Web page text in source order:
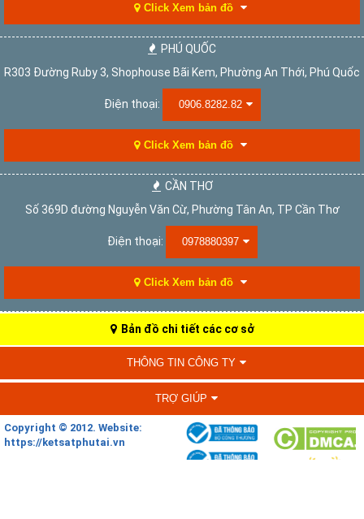
Click Xem bản đồ
PHÚ QUỐC
R303 Đường Ruby 3, Shophouse Bãi Kem, Phường An Thới, Phú Quốc
Điện thoại: 0906.8282.82
Click Xem bản đồ
CẦN THƠ
Số 369D đường Nguyễn Văn Cừ, Phường Tân An, TP Cần Thơ
Điện thoại: 0978880397
Click Xem bản đồ
Bản đồ chi tiết các cơ sở
THÔNG TIN CÔNG TY
TRỢ GIÚP
Copyright © 2012. Website:
https://ketsatphutai.vn